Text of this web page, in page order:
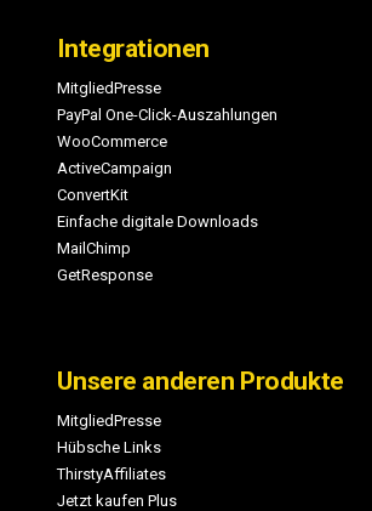
Integrationen
MitgliedPresse
PayPal One-Click-Auszahlungen
WooCommerce
ActiveCampaign
ConvertKit
Einfache digitale Downloads
MailChimp
GetResponse
Unsere anderen Produkte
MitgliedPresse
Hübsche Links
ThirstyAffiliates
Jetzt kaufen Plus